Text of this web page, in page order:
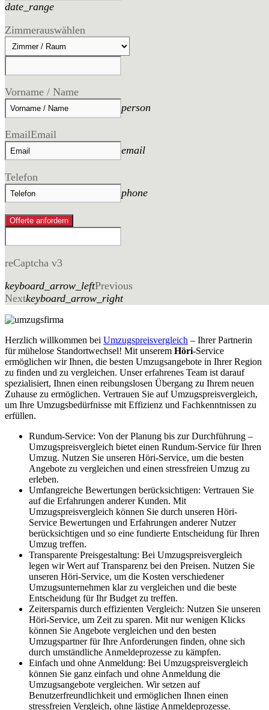
date_range
Zimmerauswählen
Vorname / Name
person
EmailEmail
email
Telefon
phone
Offerte anfordern
reCaptcha v3
keyboard_arrow_leftPrevious
Nextkeyboard_arrow_right
Herzlich willkommen bei Umzugspreisvergleich – Ihrer Partnerin
für mühelose Standortwechsel! Mit unserem Höri-Service
ermöglichen wir Ihnen, die besten Umzugsangebote in Ihrer Region
zu finden und zu vergleichen. Unser erfahrenes Team ist darauf
spezialisiert, Ihnen einen reibungslosen Übergang zu Ihrem neuen
Zuhause zu ermöglichen. Vertrauen Sie auf Umzugspreisvergleich,
um Ihre Umzugsbedürfnisse mit Effizienz und Fachkenntnissen zu
erfüllen.
Rundum-Service: Von der Planung bis zur Durchführung –
Umzugspreisvergleich bietet einen Rundum-Service für Ihren
Umzug. Nutzen Sie unseren Höri-Service, um die besten
Angebote zu vergleichen und einen stressfreien Umzug zu
erleben.
Umfangreiche Bewertungen berücksichtigen: Vertrauen Sie
auf die Erfahrungen anderer Kunden. Mit
Umzugspreisvergleich können Sie durch unseren Höri-
Service Bewertungen und Erfahrungen anderer Nutzer
berücksichtigen und so eine fundierte Entscheidung für Ihren
Umzug treffen.
Transparente Preisgestaltung: Bei Umzugspreisvergleich
legen wir Wert auf Transparenz bei den Preisen. Nutzen Sie
unseren Höri-Service, um die Kosten verschiedener
Umzugsunternehmen klar zu vergleichen und die beste
Entscheidung für Ihr Budget zu treffen.
Zeitersparnis durch effizienten Vergleich: Nutzen Sie unseren
Höri-Service, um Zeit zu sparen. Mit nur wenigen Klicks
können Sie Angebote vergleichen und den besten
Umzugspartner für Ihre Anforderungen finden, ohne sich
durch umständliche Anmeldeprozesse zu kämpfen.
Einfach und ohne Anmeldung: Bei Umzugspreisvergleich
können Sie ganz einfach und ohne Anmeldung die
Umzugsangebote vergleichen. Wir setzen auf
Benutzerfreundlichkeit und ermöglichen Ihnen einen
stressfreien Vergleich, ohne lästige Anmeldeprozesse.